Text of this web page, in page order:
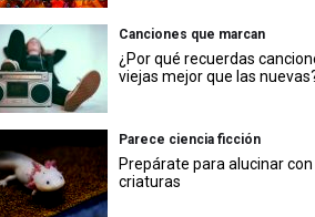
Canciones que marcan
¿Por qué recuerdas
viejas mejor que las
Parece ciencia ficción
Prepárate para alucinar
criaturas